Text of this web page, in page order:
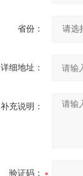
省份：
详细地址：
补充说明：
验证码：